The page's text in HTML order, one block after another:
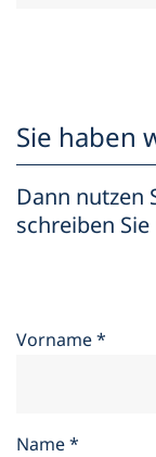
Sie haben
Dann nutzen
schreiben Sie
Vorname*
Name*